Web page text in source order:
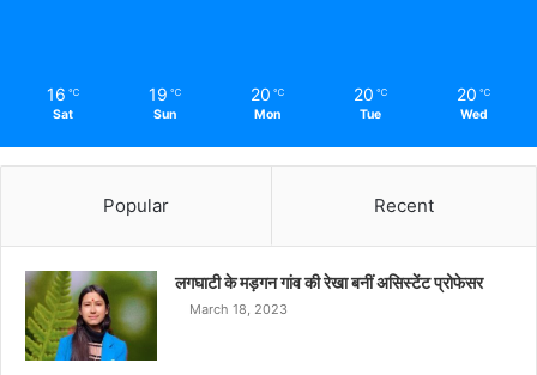
16 ℃
Sat
19 ℃
Sun
20 ℃
Mon
20 ℃
Tue
20 ℃
Wed
Popular Recent
लगघाटी के मड़गन गांव की रेखा बनीं असिस्टेंट प्रोफेसर
March 18, 2023